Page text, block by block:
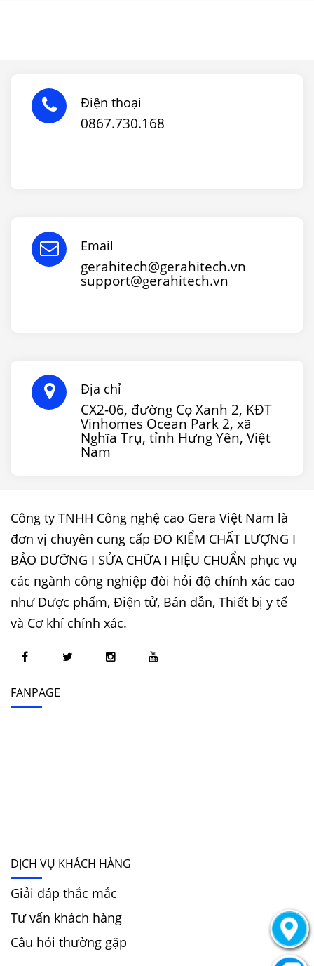
Điện thoại
0867.730.168
Email
gerahitech@gerahitech.vn
support@gerahitech.vn
Địa chỉ
CX2-06, đường Cọ Xanh 2, KĐT
Vinhomes Ocean Park 2, xã
Nghĩa Trụ, tỉnh Hưng Yên, Việt
Nam
Công ty TNHH Công nghệ cao Gera Việt Nam là
đơn vị chuyên cung cấp ĐO KIỂM CHẤT LƯỢNG I
BẢO DƯỠNG I SỬA CHỮA I HIỆU CHUẨN phục vụ
các ngành công nghiệp đòi hỏi độ chính xác cao
như Dược phẩm, Điện tử, Bán dẫn, Thiết bị y tế
và Cơ khí chính xác.
FANPAGE
DỊCH VỤ KHÁCH HÀNG
Giải đáp thắc mắc
Tư vấn khách hàng
Câu hỏi thường gặp